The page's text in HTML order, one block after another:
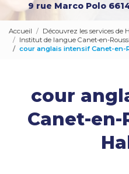
9 rue Marco Polo
Accueil
Découvrez les services de
Institut de langue Canet-en-
cour anglais intensif Canet-en-
cour
Canet-en-